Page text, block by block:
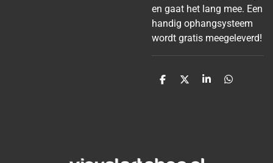
en gaat het lang mee. Een
handig ophangsysteem
wordt gratis meegeleverd!
D
D
S
D